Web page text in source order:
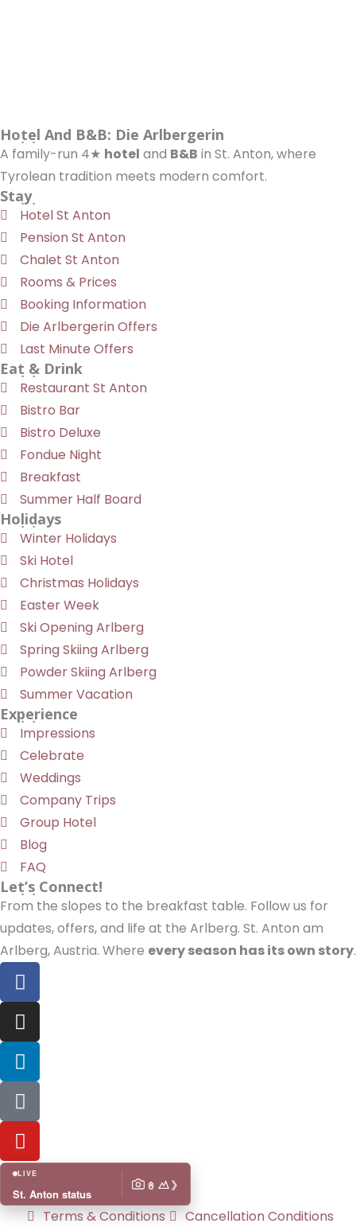
Hotel And B&B: Die Arlbergerin
A family-run 4★ hotel and B&B in St. Anton, where
Tyrolean tradition meets modern comfort.
Stay
Hotel St Anton
Pension St Anton
Chalet St Anton
Rooms & Prices
Booking Information
Die Arlbergerin Offers
Last Minute Offers
Eat & Drink
Restaurant St Anton
Bistro Bar
Bistro Deluxe
Fondue Night
Breakfast
Summer Half Board
Holidays
Winter Holidays
Ski Hotel
Christmas Holidays
Easter Week
Ski Opening Arlberg
Spring Skiing Arlberg
Powder Skiing Arlberg
Summer Vacation
Experience
Impressions
Celebrate
Weddings
Company Trips
Group Hotel
Blog
FAQ
Let’s Connect!
From the slopes to the breakfast table. Follow us for
updates, offers, and life at the Arlberg. St. Anton am
Arlberg, Austria. Where every season has its own story.
F
a
c
e
b
o
o
k
I
n
s
t
a
g
r
a
m
L
i
n
k
e
d
i
n
T
i
k
t
o
k
Y
o
u
t
u
LIVE
St. Anton status
❯
Terms & Conditions
Cancellation Conditions